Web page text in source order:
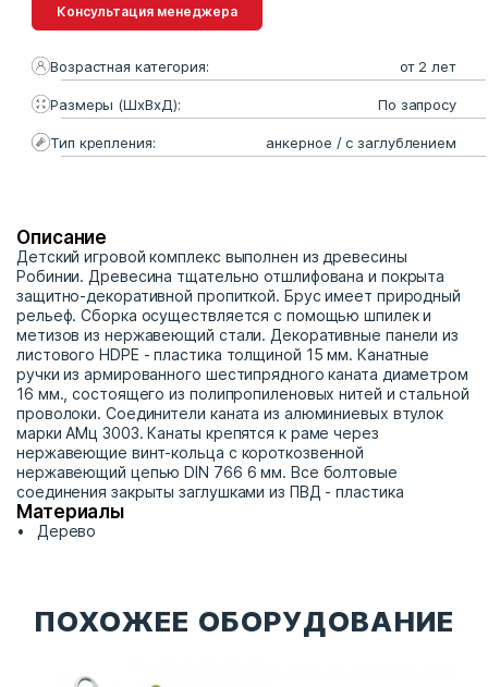
Консультация менеджера
Возрастная категория: от 2 лет
Размеры (ШхВхД): По запросу
Тип крепления: анкерное / с заглублением
Описание
Детский игровой комплекс выполнен из древесины
Робинии. Древесина тщательно отшлифована и покрыта
защитно-декоративной пропиткой. Брус имеет природный
рельеф. Сборка осуществляется с помощью шпилек и
метизов из нержавеющий стали. Декоративные панели из
листового HDPE - пластика толщиной 15 мм. Канатные
ручки из армированного шестипрядного каната диаметром
16 мм., состоящего из полипропиленовых нитей и стальной
проволоки. Соединители каната из алюминиевых втулок
марки АМц 3003. Канаты крепятся к раме через
нержавеющие винт-кольца с короткозвенной
нержавеющий цепью DIN 766 6 мм. Все болтовые
соединения закрыты заглушками из ПВД - пластика
Материалы
Дерево
ПОХОЖЕЕ ОБОРУДОВАНИЕ